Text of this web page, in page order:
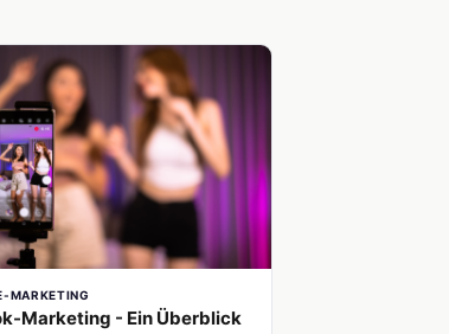
MARKETING
Marketing - Ein Überblick